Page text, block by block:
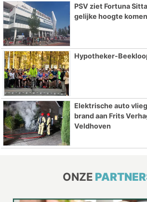
PSV ziet Fortuna
gelijke hoogte komen
Hypotheker-
Elektrische auto
brand aan Frits
Veldhoven
ONZE